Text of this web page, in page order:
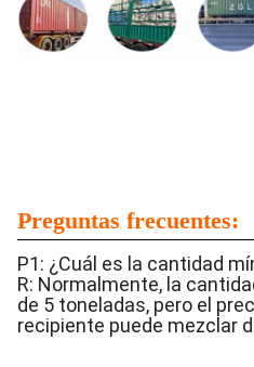
Preguntas frecuentes:
P1: ¿Cuál es la cantidad
R: Normalmente, la
de 5 toneladas, pero el
recipiente puede mezclar